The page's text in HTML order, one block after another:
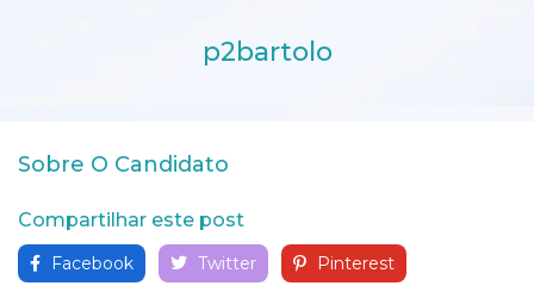
p2bartolo
Sobre O Candidato
Compartilhar este post
Facebook Twitter Pinterest